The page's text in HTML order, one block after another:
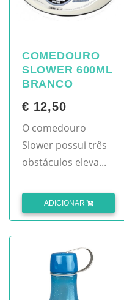
COMEDOURO
SLOWER 600ML
BRANCO
€ 12,50
O comedouro
Slower possui três
obstáculos eleva...
ADICIONAR